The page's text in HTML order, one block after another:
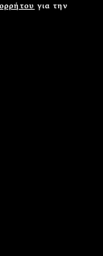
για την